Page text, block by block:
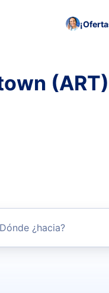
(ART)
Dónde ¿hacia?
vuelos directos